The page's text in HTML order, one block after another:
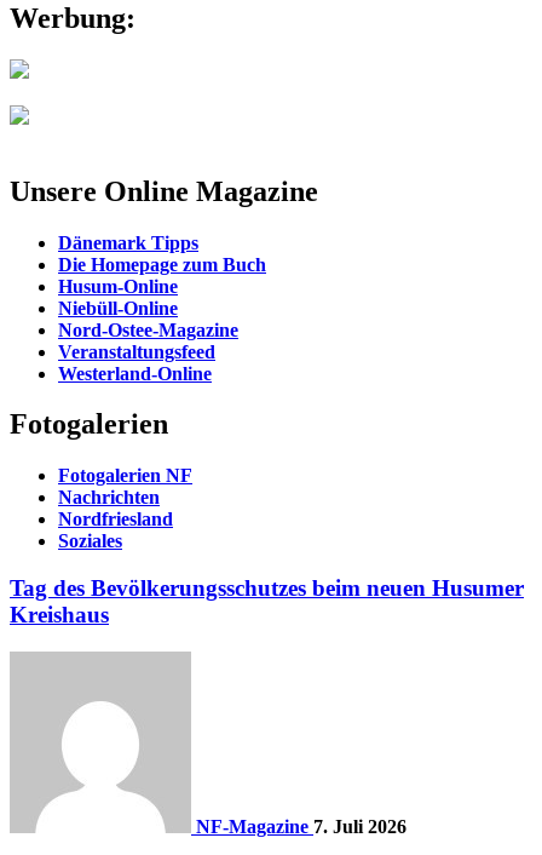
Werbung:
Unsere Online Magazine
Dänemark Tipps
Die Homepage zum Buch
Husum-Online
Niebüll-Online
Nord-Ostee-Magazine
Veranstaltungsfeed
Westerland-Online
Fotogalerien
Fotogalerien NF
Nachrichten
Nordfriesland
Soziales
Tag des Bevölkerungsschutzes beim neuen Husumer
Kreishaus
NF-Magazine 7. Juli 2026